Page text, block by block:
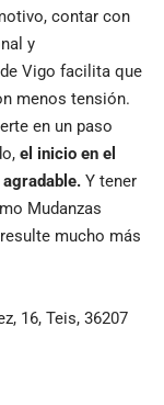
contar con
y
Vigo facilita que
menos tensión.
en un paso
el inicio en el
Y tener
Mudanzas
mucho más
16, Teis, 36207